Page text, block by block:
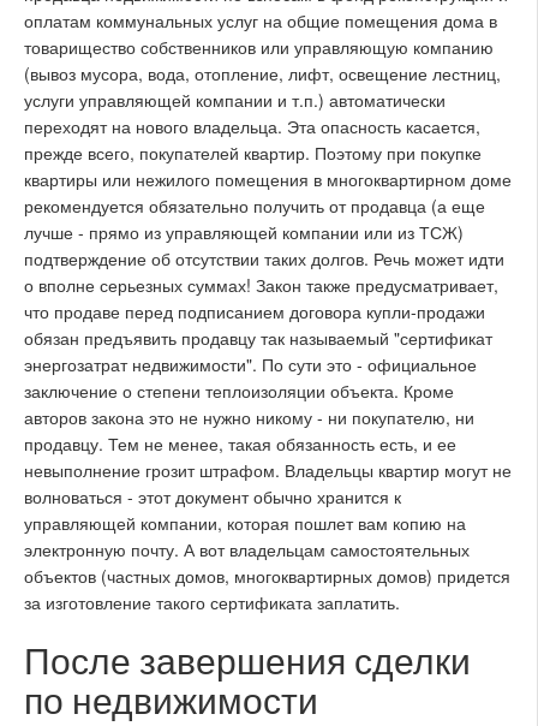
оплатам коммунальных услуг на общие помещения дома в
товарищество собственников или управляющую компанию
(вывоз мусора, вода, отопление, лифт, освещение лестниц,
услуги управляющей компании и т.п.) автоматически
переходят на нового владельца. Эта опасность касается,
прежде всего, покупателей квартир. Поэтому при покупке
квартиры или нежилого помещения в многоквартирном доме
рекомендуется обязательно получить от продавца (а еще
лучше - прямо из управляющей компании или из ТСЖ)
подтверждение об отсутствии таких долгов. Речь может идти
о вполне серьезных суммах! Закон также предусматривает,
что продаве перед подписанием договора купли-продажи
обязан предъявить продавцу так называемый "сертификат
энергозатрат недвижимости". По сути это - официальное
заключение о степени теплоизоляции объекта. Кроме
авторов закона это не нужно никому - ни покупателю, ни
продавцу. Тем не менее, такая обязанность есть, и ее
невыполнение грозит штрафом. Владельцы квартир могут не
волноваться - этот документ обычно хранится к
управляющей компании, которая пошлет вам копию на
электронную почту. А вот владельцам самостоятельных
объектов (частных домов, многоквартирных домов) придется
за изготовление такого сертификата заплатить.
После завершения сделки
по недвижимости